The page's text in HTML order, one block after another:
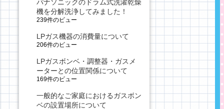
パナソニックのドラム式洗濯乾燥
機を分解洗浄してみました！
239件のビュー
LPガス機器の消費量について
206件のビュー
LPガスボンベ・調整器・ガスメ
ーターとの位置関係について
169件のビュー
一般的なご家庭におけるガスボン
ベの設置場所について